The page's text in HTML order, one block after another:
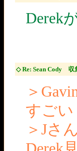
Derek
◇ Re: Sean Cody 収
＞
すご
＞Jさん